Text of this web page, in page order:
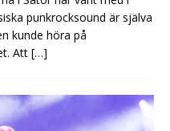
punkrocksound är själva
kunde höra på
Att […]